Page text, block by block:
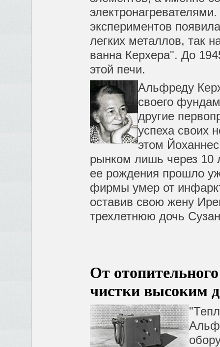
экспериментов
легких металлов, так
ванна Керхера". До
этой печи.
Альфреду
своего
другие
успеха своих
этом
рынком лишь через 10
ее рождения прошло
фирмы умер от
оставив свою жену
трехлетнюю дочь
От
чистки высоким